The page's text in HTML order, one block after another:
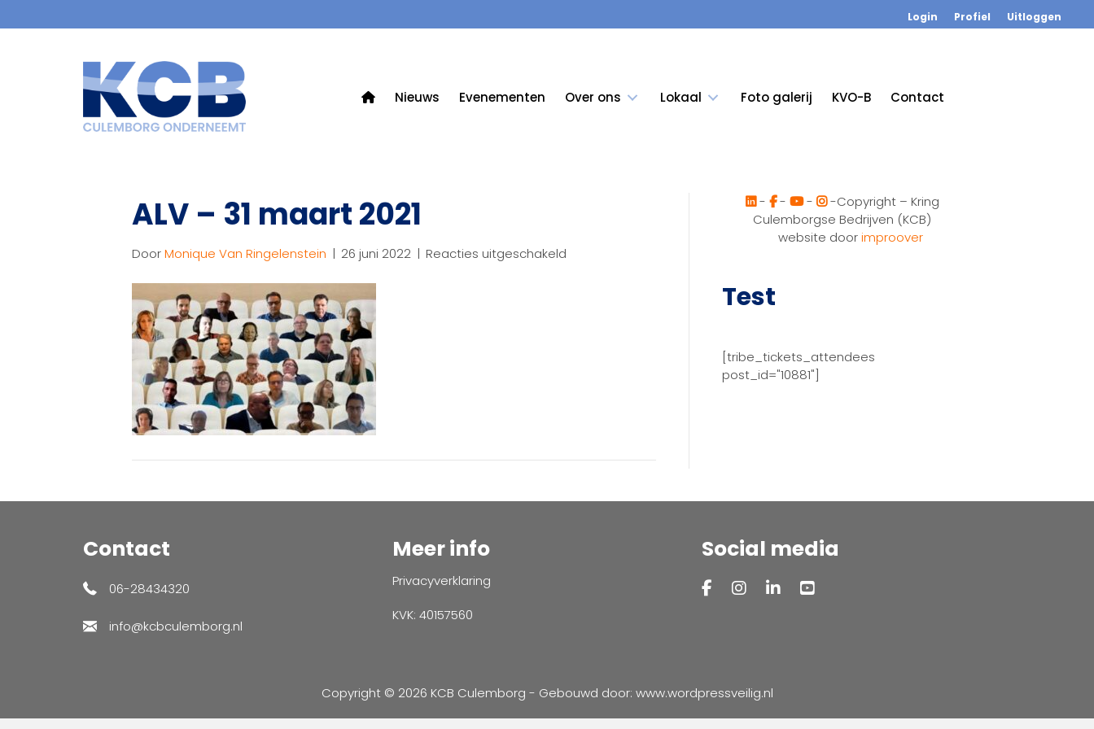
Login Profiel Uitloggen
Nieuws Evenementen Over ons Lokaal Foto galerij KVO-B Contact
ALV – 31 maart 2021
DoorMonique Van Ringelenstein | 26 juni 2022 | Reacties uitgeschakeld
- - -
-Copyright – Kring
Culemborgse Bedrijven (KCB)
website doorimproover
Test
[tribe_tickets_attendees
post_id="10881"]
Contact
06-28434320
info@kcbculemborg.nl
Meer info
Privacyverklaring
KVK: 40157560
Social media
Copyright © 2026 KCB Culemborg - Gebouwd door: www.wordpressveilig.nl